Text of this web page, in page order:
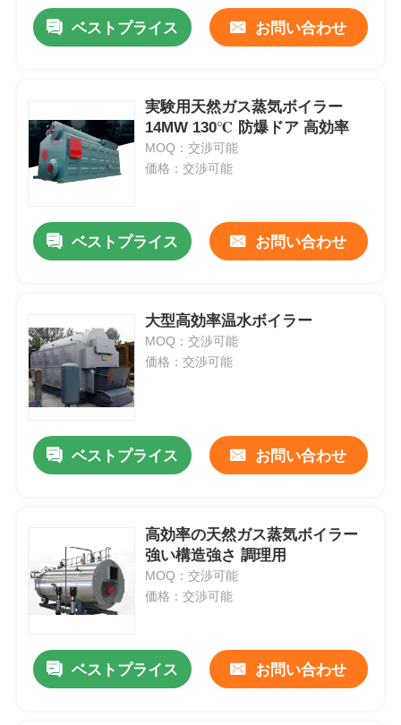
ベストプライス お問い合わせ
実験用天然ガス蒸気ボイラー
14MW 130℃ 防爆ドア 高効率
MOQ：交渉可能
価格：交渉可能
ベストプライス お問い合わせ
大型高効率温水ボイラー
MOQ：交渉可能
価格：交渉可能
ベストプライス お問い合わせ
高効率の天然ガス蒸気ボイラー
強い構造強さ 調理用
MOQ：交渉可能
価格：交渉可能
ベストプライス お問い合わせ